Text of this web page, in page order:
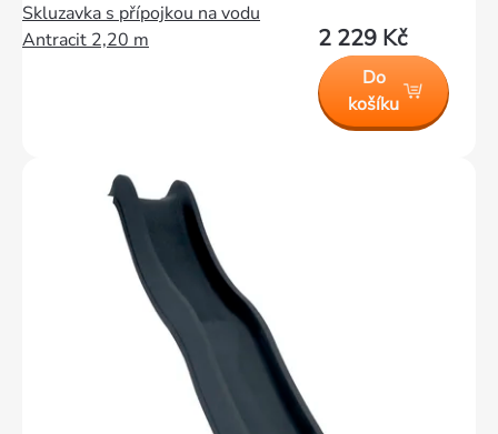
Skluzavka s přípojkou na vodu
Antracit 2,20 m
2 229 Kč
Do
košíku